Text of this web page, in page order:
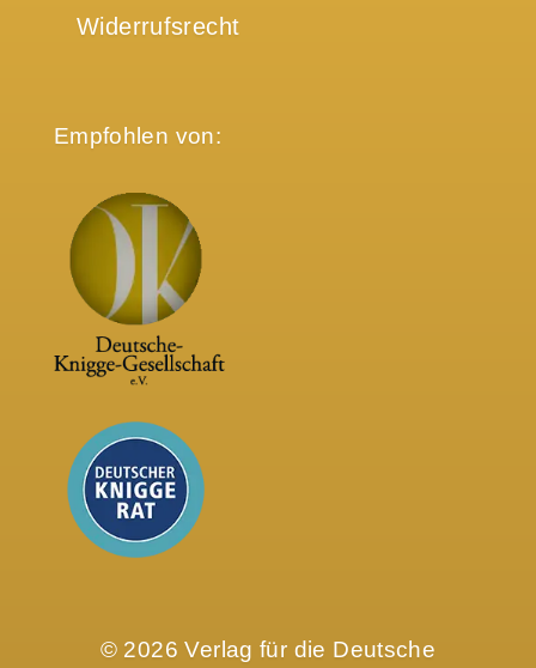
Widerrufsrecht
Empfohlen von:
© 2026 Verlag für die Deutsche